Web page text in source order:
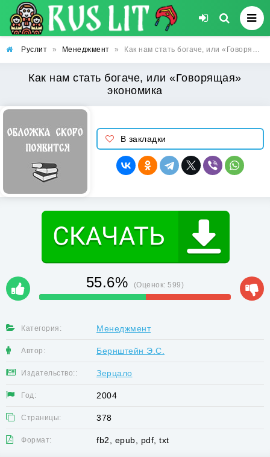
Руслит » Менеджмент » Как нам стать богаче, или «Говорящая» экономика
Как нам стать богаче, или «Говорящая»
экономика
В закладки
55.6% (Оценок:599)
Категория: Менеджмент
Автор: Бернштейн Э.С.
Издательство:: Зерцало
Год: 2004
Страницы: 378
Формат: fb2, epub, pdf, txt